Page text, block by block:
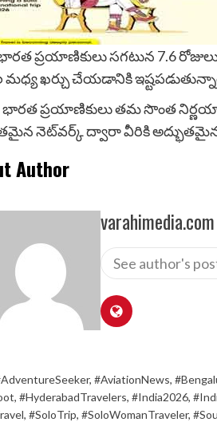
ప్రయాణికులు సగటున 7.6
మధ్య ఖర్చు చేయడానికి
భారత ప్రయాణికులు తమ సొంత
నెట్‌వర్క్ ద్వారా వీరికి
Author
varahimedia.com
See author's
, #AviationNews,
, #HyderabadTravelers, #India2026,
, #SoloTrip, #SoloWomanTraveler,